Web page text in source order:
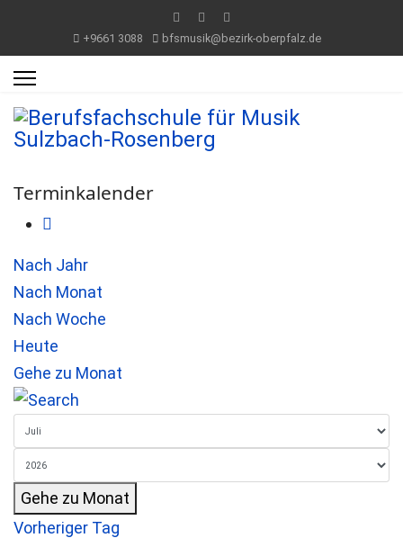
+9661 3088 bfsmusik@bezirk-oberpfalz.de
Terminkalender
Nach Jahr
Nach Monat
Nach Woche
Heute
Gehe zu Monat
Gehe zu Monat
Vorheriger Tag